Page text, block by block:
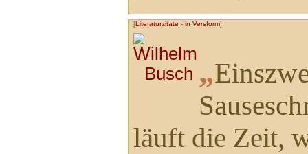
[Literaturzitate - in Versform]
„
läuft die Zeit,